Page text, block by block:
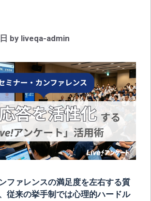
by liveqa-admin
ファレンスの満足度を左右する質
従来の挙手制では心理的ハードル